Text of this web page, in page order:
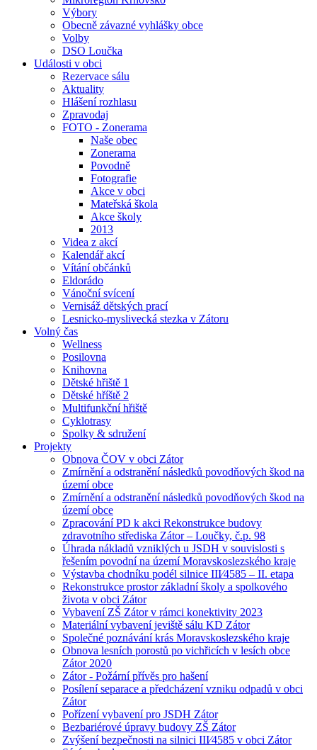
Výbory
Obecně závazné vyhlášky obce
Volby
DSO Loučka
Události v obci
Rezervace sálu
Aktuality
Hlášení rozhlasu
Zpravodaj
FOTO - Zonerama
Naše obec
Zonerama
Povodně
Fotografie
Akce v obci
Mateřská škola
Akce školy
2013
Videa z akcí
Kalendář akcí
Vítání občánků
Eldorádo
Vánoční svícení
Vernisáž dětských prací
Lesnicko-myslivecká stezka v Zátoru
Volný čas
Wellness
Posilovna
Knihovna
Dětské hřiště 1
Dětské hříště 2
Multifunkční hřiště
Cyklotrasy
Spolky & sdružení
Projekty
Obnova ČOV v obci Zátor
Zmírnění a odstranění následků povodňových škod na
území obce
Zmírnění a odstranění následků povodňových škod na
území obce
Zpracování PD k akci Rekonstrukce budovy
zdravotního střediska Zátor – Loučky, č.p. 98
Úhrada nákladů vzniklých u JSDH v souvislosti s
řešením povodní na území Moravskoslezského kraje
Výstavba chodníku podél silnice III⁄4585 – II. etapa
Rekonstrukce prostor základní školy a spolkového
života v obci Zátor
Vybavení ZŠ Zátor v rámci konektivity 2023
Materiální vybavení jeviště sálu KD Zátor
Společné poznávání krás Moravskoslezského kraje
Obnova lesních porostů po vichřicích v lesích obce
Zátor 2020
Zátor - Požární přívěs pro hašení
Posílení separace a předcházení vzniku odpadů v obci
Zátor
Pořízení vybavení pro JSDH Zátor
Bezbariérové úpravy budovy ZŠ Zátor
Zvýšení bezpečnosti na silnici III⁄4585 v obci Zátor